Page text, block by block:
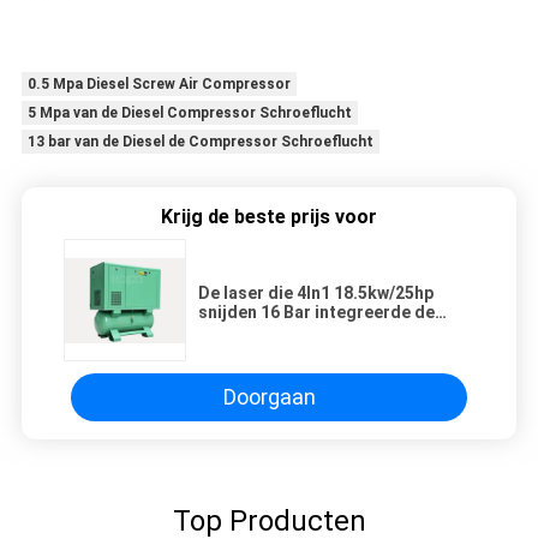
0.5 Mpa Diesel Screw Air Compressor
5 Mpa van de Diesel Compressor Schroeflucht
13 bar van de Diesel de Compressor Schroeflucht
Krijg de beste prijs voor
De laser die 4In1 18.5kw/25hp
snijden 16 Bar integreerde de
Luchtdroger
Doorgaan
Top Producten